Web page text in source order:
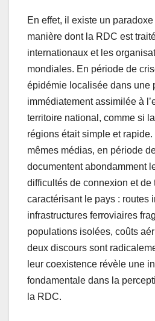
En effet, il existe un
manière dont la RDC est
internationaux et les
mondiales. En période de
épidémie localisée dans une
immédiatement assimilée à
territoire national, comme si
régions était simple et
mêmes médias, en période
documentent abondamment
difficultés de connexion et de
caractérisant le pays : routes
infrastructures ferroviaires
populations isolées, coûts
deux discours sont
leur coexistence révèle une
fondamentale dans la
la RDC.